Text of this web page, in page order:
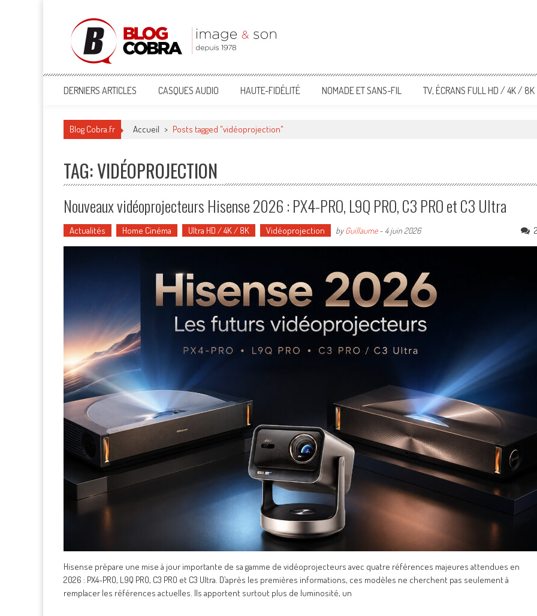
Blog Cobra
Toute l'actu Image & Son !
DERNIERS ARTICLES CASQUES AUDIO HAUTE-FIDÉLITÉ NOMADE ET SANS-FIL TV, ÉCRANS FULL HD / 4K / 8K
Blog Cobra.fr Accueil > Posts tagged "vidéoprojection"
TAG: VIDÉOPROJECTION
Nouveaux vidéoprojecteurs Hisense 2026 : PX4-PRO, L9Q PRO, C3 PRO et C3 Ultra
Actualités Home Cinéma Ultra HD / 4K / 8K Vidéoprojection byGuillaume- 4 juin 2026
Hisense prépare une mise à jour importante de sa gamme de vidéoprojecteurs avec quatre références majeures attendues en
2026 : PX4-PRO, L9Q PRO, C3 PRO et C3 Ultra. D’après les premières informations, ces modèles ne cherchent pas seulement à
remplacer les références actuelles. Ils apportent surtout plus de luminosité, un